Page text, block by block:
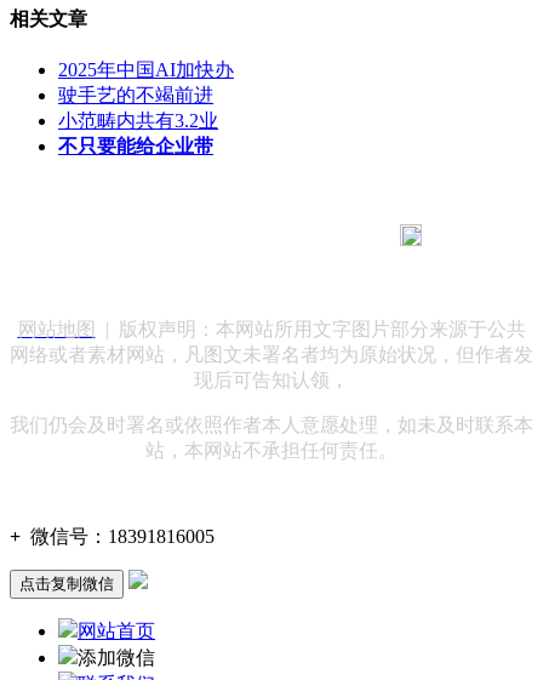
相关文章
2025年中国AI加快办
驶手艺的不竭前进
小范畴内共有3.2业
不只要能给企业带
网站地图
| 版权声明：本网站所用文字图片部分来源于公共
网络或者素材网站，凡图文未署名者均为原始状况，但作者发
现后可告知认领，
我们仍会及时署名或依照作者本人意愿处理，如未及时联系本
站，本网站不承担任何责任。
+ 微信号： 18391816005
点击复制微信
网站首页
添加微信